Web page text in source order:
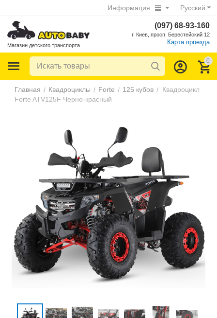
Русский
Информация
Магазин детского транспорта
(097) 68-93-160
г. Киев, просп. Берестейский 12
Карта проезда
0
Главная / Квадроциклы / Forte / 125 кубов / Квадроцикл
Forte ATV125F Черно-красный